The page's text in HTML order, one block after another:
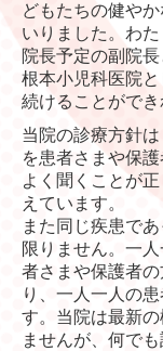
どもたちの健や
いりました。わ
院長予定の副院
根本小児科医院
続けることができ
当院の診療方針
を患者さまや保
よく聞くことが
えています。
また同じ疾患で
限りません。一
者さまや保護者
り、一人一人の
す。当院は最新
ませんが、何で